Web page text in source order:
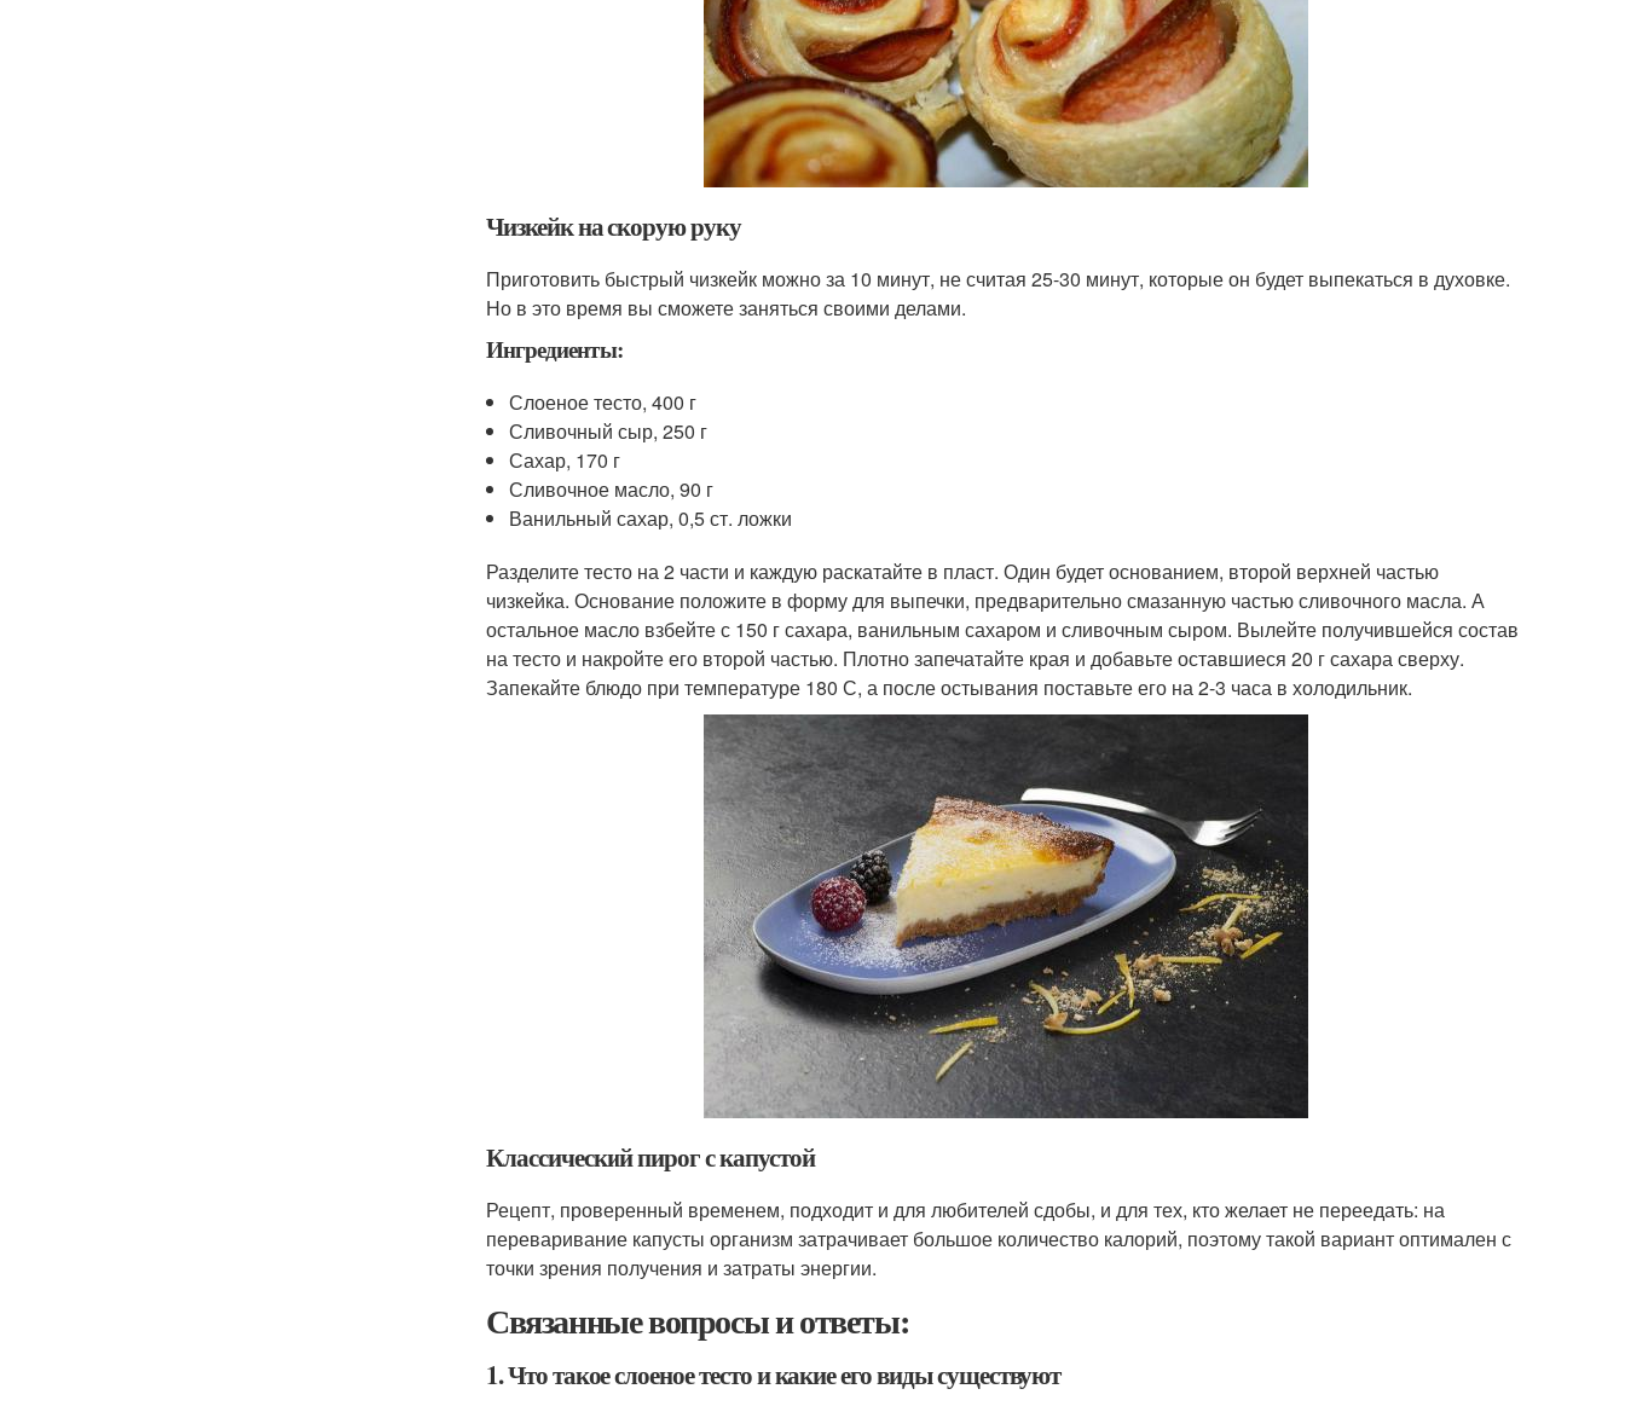
Чизкейк на скорую руку
Приготовить быстрый чизкейк можно за 10 минут, не считая 25-30 минут, которые он будет выпекаться в духовке.
Но в это время вы сможете заняться своими делами.
Ингредиенты:
Слоеное тесто, 400 г
Сливочный сыр, 250 г
Сахар, 170 г
Сливочное масло, 90 г
Ванильный сахар, 0,5 ст. ложки
Разделите тесто на 2 части и каждую раскатайте в пласт. Один будет основанием, второй верхней частью
чизкейка. Основание положите в форму для выпечки, предварительно смазанную частью сливочного масла. А
остальное масло взбейте с 150 г сахара, ванильным сахаром и сливочным сыром. Вылейте получившейся состав
на тесто и накройте его второй частью. Плотно запечатайте края и добавьте оставшиеся 20 г сахара сверху.
Запекайте блюдо при температуре 180 С, а после остывания поставьте его на 2-3 часа в холодильник.
Классический пирог с капустой
Рецепт, проверенный временем, подходит и для любителей сдобы, и для тех, кто желает не переедать: на
переваривание капусты организм затрачивает большое количество калорий, поэтому такой вариант оптимален с
точки зрения получения и затраты энергии.
Связанные вопросы и ответы:
1. Что такое слоеное тесто и какие его виды существуют